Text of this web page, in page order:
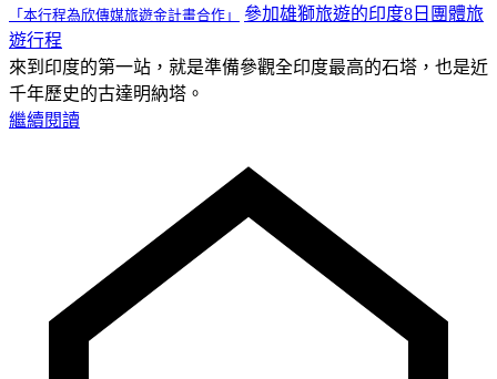
「本行程為欣傳媒旅遊金計畫合作」
參加雄獅旅遊的印度8日團體旅
遊行程
來到印度的第一站，就是準備參觀全印度最高的石塔，也是近
千年歷史的古達明納塔。
繼續閱讀